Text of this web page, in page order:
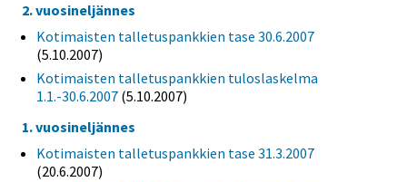
2. vuosineljännes
Kotimaisten talletuspankkien tase 30.6.2007
(5.10.2007)
Kotimaisten talletuspankkien tuloslaskelma
1.1.-30.6.2007 (5.10.2007)
1. vuosineljännes
Kotimaisten talletuspankkien tase 31.3.2007
(20.6.2007)